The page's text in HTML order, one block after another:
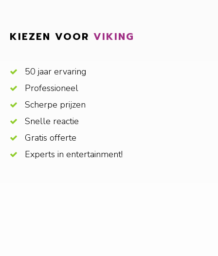
KIEZEN VOOR VIKING
50 jaar ervaring
Professioneel
Scherpe prijzen
Snelle reactie
Gratis offerte
Experts in entertainment!